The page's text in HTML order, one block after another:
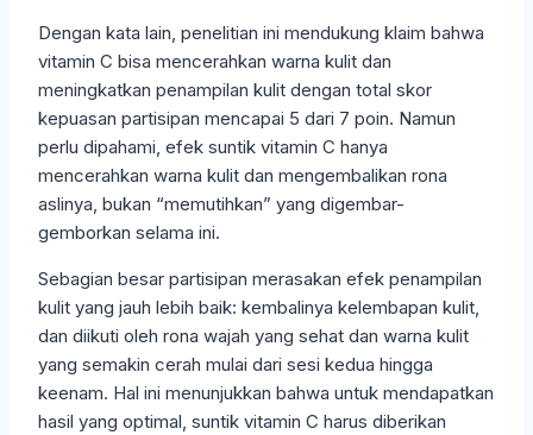
Dengan kata lain, penelitian ini mendukung klaim bahwa
vitamin C bisa mencerahkan warna kulit dan
meningkatkan penampilan kulit dengan total skor
kepuasan partisipan mencapai 5 dari 7 poin. Namun
perlu dipahami, efek suntik vitamin C hanya
mencerahkan warna kulit dan mengembalikan rona
aslinya, bukan “memutihkan” yang digembar-
gemborkan selama ini.
Sebagian besar partisipan merasakan efek penampilan
kulit yang jauh lebih baik: kembalinya kelembapan kulit,
dan diikuti oleh rona wajah yang sehat dan warna kulit
yang semakin cerah mulai dari sesi kedua hingga
keenam. Hal ini menunjukkan bahwa untuk mendapatkan
hasil yang optimal, suntik vitamin C harus diberikan